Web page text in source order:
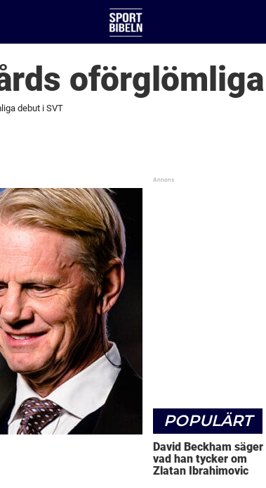
debut i SVT
POPULÄRT
David Beckham säger
vad han tycker om
Zlatan Ibrahimovic